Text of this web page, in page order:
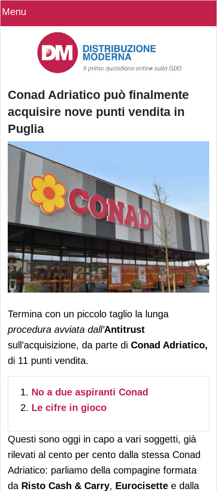
Menu
Conad Adriatico può finalmente
acquisire nove punti vendita in
Puglia
Conad Adriatico può finalmente
acquisire nove punti vendita in Puglia
Termina con un piccolo taglio la lunga
procedura avviata dall’Antitrust
sull’acquisizione, da parte di Conad Adriatico,
di 11 punti vendita.
No a due aspiranti Conad
Le cifre in gioco
Questi sono oggi in capo a vari soggetti, già
rilevati al cento per cento dalla stessa Conad
Adriatico: parliamo della compagine formata
da Risto Cash & Carry, Eurocisette e dalla